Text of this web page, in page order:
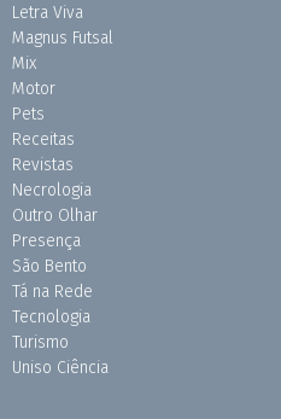
Letra Viva
Magnus Futsal
Mix
Motor
Pets
Receitas
Revistas
Necrologia
Outro Olhar
Presença
São Bento
Tá na Rede
Tecnologia
Turismo
Uniso Ciência